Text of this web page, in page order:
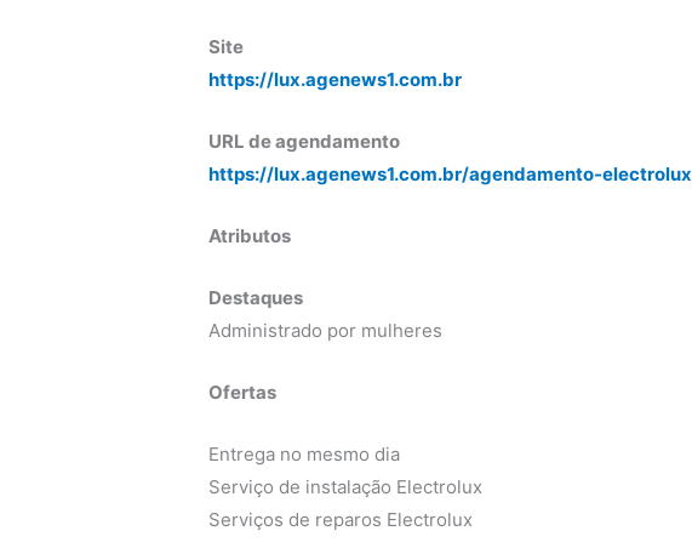
Site
https://lux.agenews1.com.br
URL de agendamento
https://lux.agenews1.com.br/agendamento-electrolux
Atributos
Destaques
Administrado por mulheres
Ofertas
Entrega no mesmo dia
Serviço de instalação Electrolux
Serviços de reparos Electrolux